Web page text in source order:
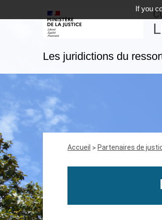
Les juridictions du
Fil
Accueil Partenaires de
If you